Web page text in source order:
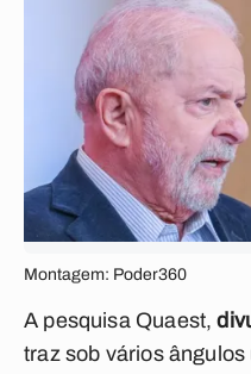
Montagem: Poder360
A pesquisa Quaest,
traz sob vários